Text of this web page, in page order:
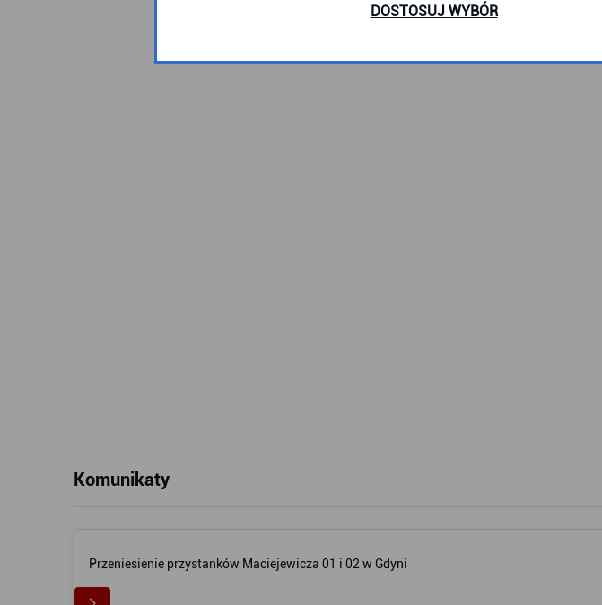
Komunikaty
Przeniesienie przystanków Maciejewicza 01 i 02 w Gdyni
DOSTOSUJ WYBÓR